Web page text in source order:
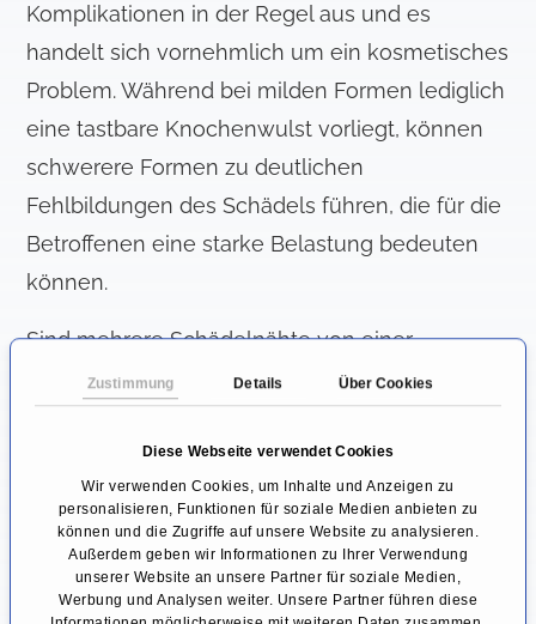
Zustimmung Details Über Cookies
Diese Webseite verwendet Cookies
Wir verwenden Cookies, um Inhalte und Anzeigen zu
personalisieren, Funktionen für soziale Medien anbieten zu
können und die Zugriffe auf unsere Website zu analysieren.
Außerdem geben wir Informationen zu Ihrer Verwendung
unserer Website an unsere Partner für soziale Medien,
Werbung und Analysen weiter. Unsere Partner führen diese
Komplikationen in der Regel aus und es
handelt sich vornehmlich um ein kosmetisches
Problem. Während bei milden Formen lediglich
eine tastbare Knochenwulst vorliegt, können
schwerere Formen zu deutlichen
Fehlbildungen des Schädels führen, die für die
Betroffenen eine starke Belastung bedeuten
können.
Sind mehrere Schädelnähte von einer
frühzeitigen Verknöcherung betroffen, kann es
kommen. Hierdurch entsteht innerhalb des
sich entwickelnden Gehirns ein erhöhter
Druck, der mit weitreichenden Komplikationen
wie Übelkeit, Erbrechen, Seh- und
Hörstörungen oder Entwicklungsverzögerung